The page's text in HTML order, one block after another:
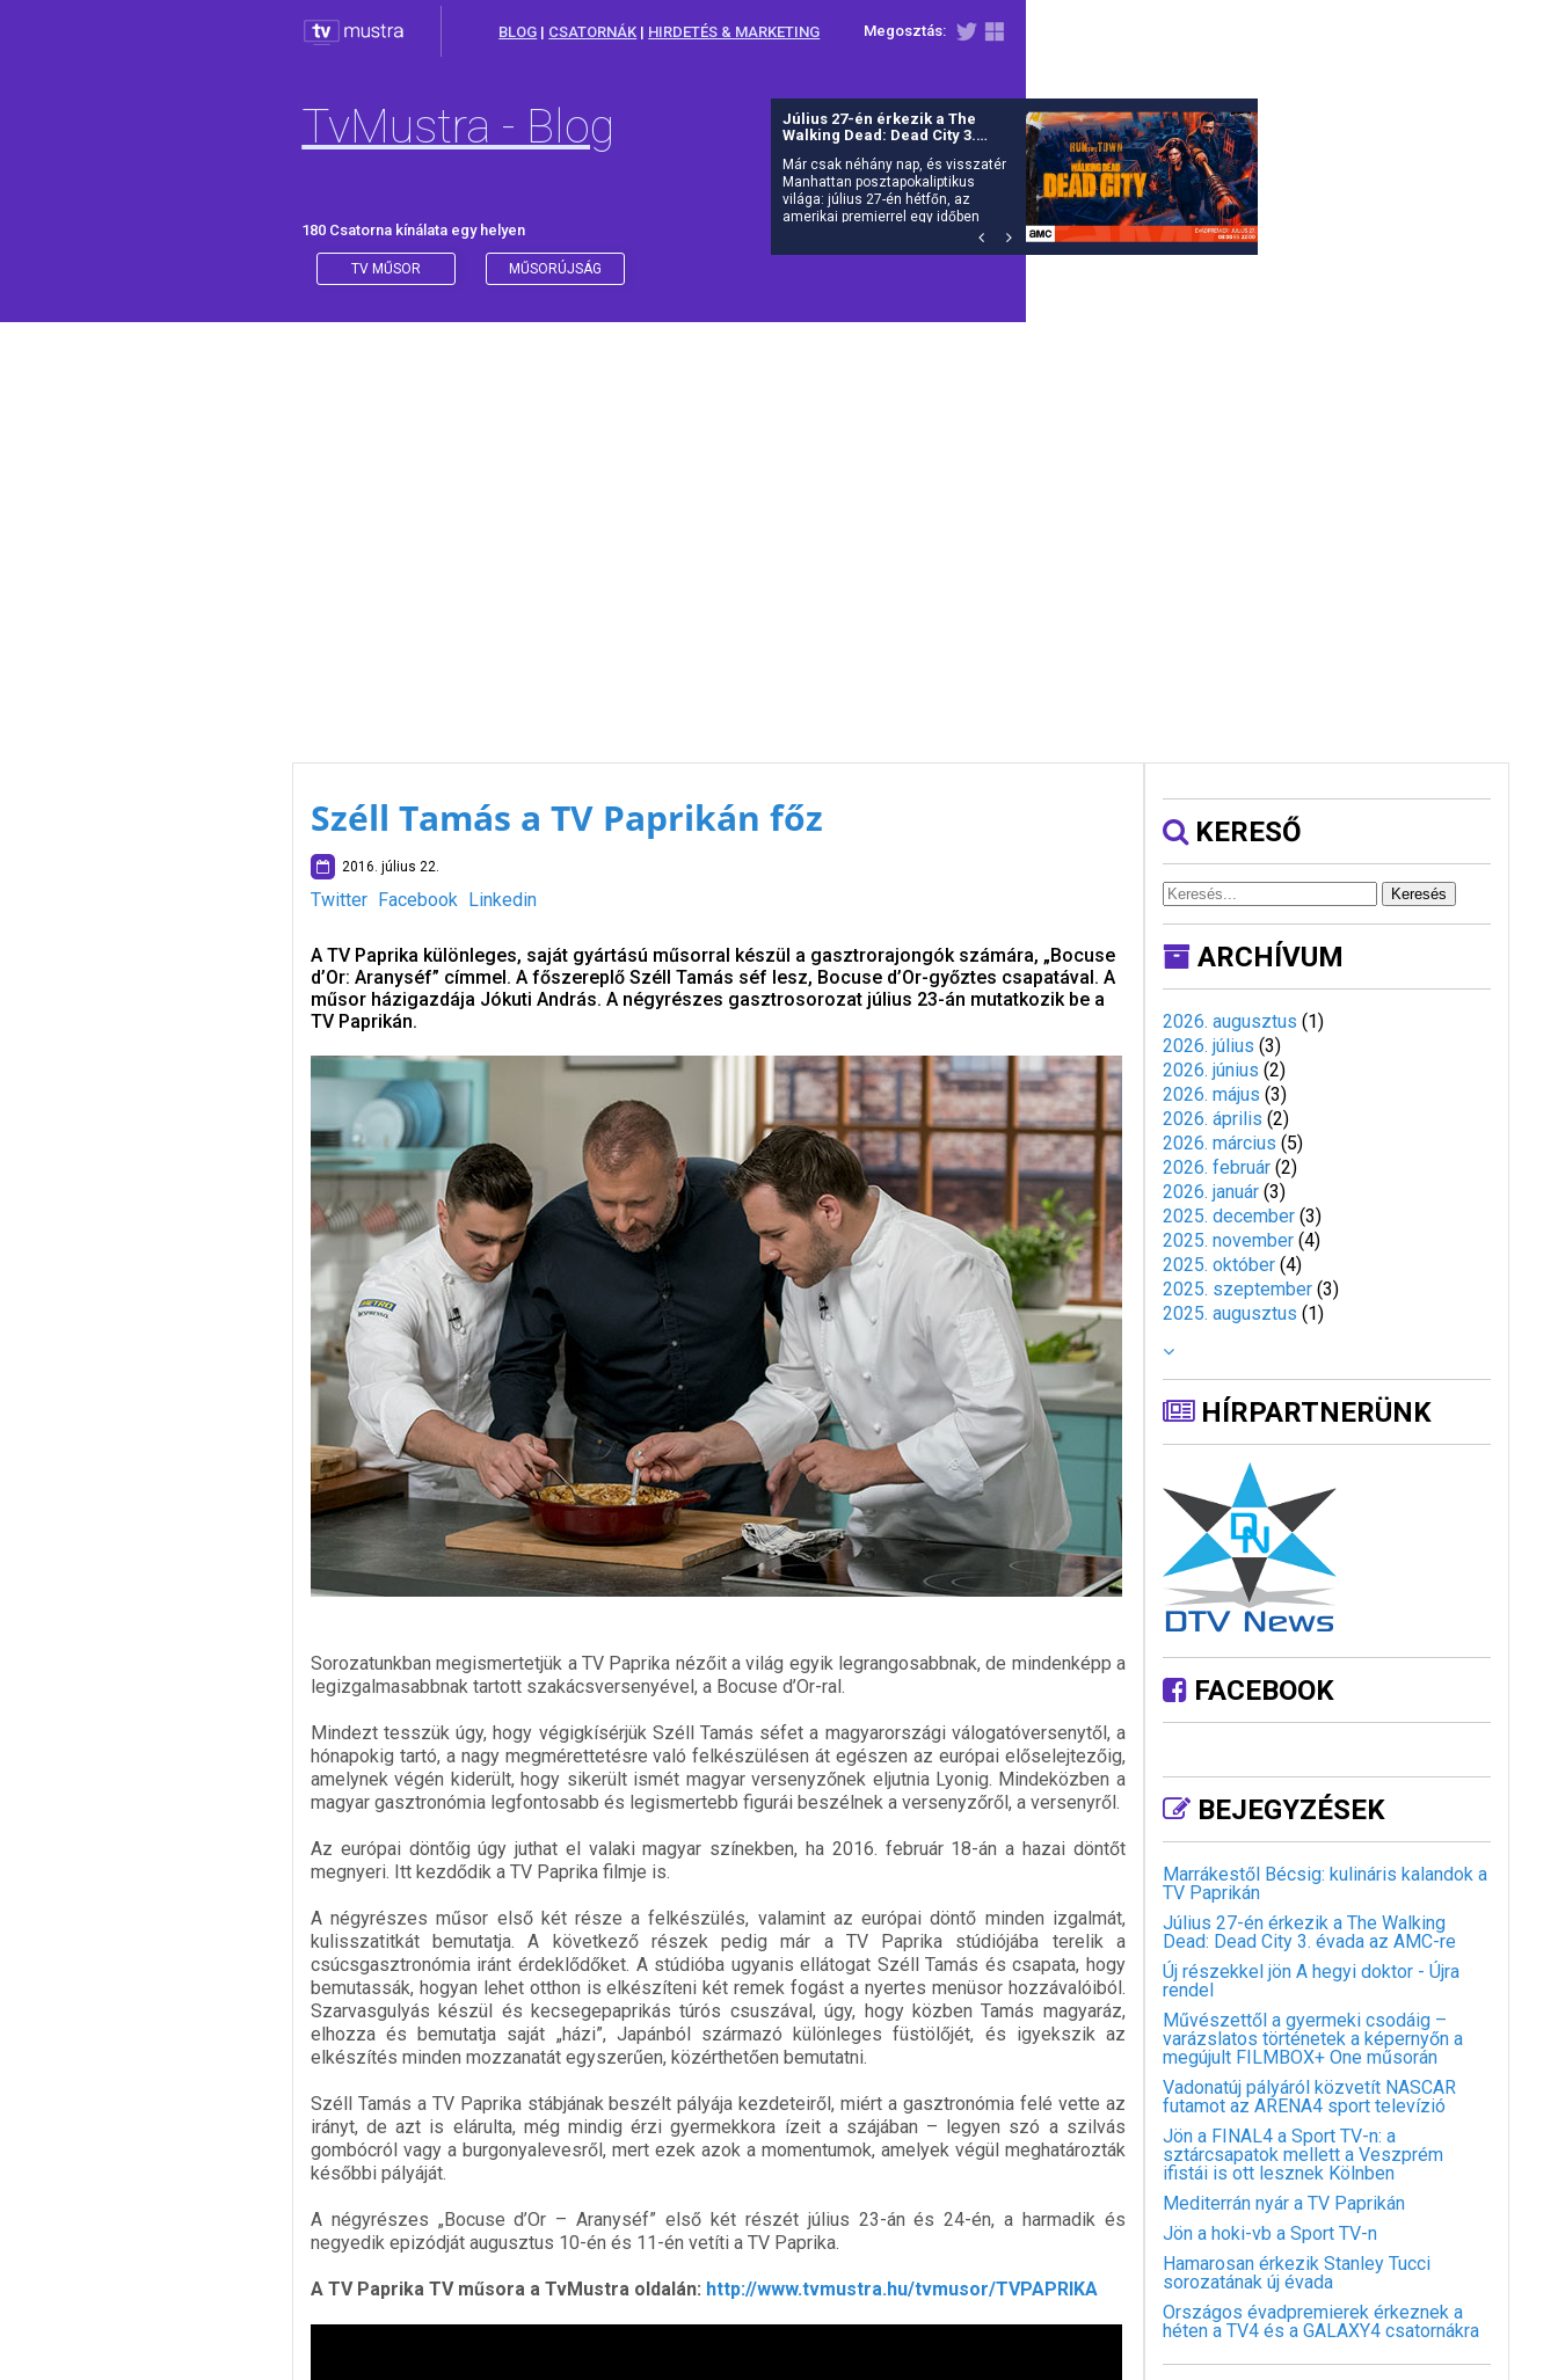
Megosztás:
BLOG | CSATORNÁK | HIRDETÉS & MARKETING
TvMustra - Blog
180 Csatorna kínálata egy helyen
TV MŰSOR MŰSORÚJSÁG
Július 27-én érkezik a The
Walking Dead: Dead City 3.
Már csak néhány nap, és visszatér
Manhattan posztapokaliptikus
világa: július 27-én hétfőn, az
amerikai premierrel egy időben
debütál itthon is az AMC-n a The
Széll Tamás a TV Paprikán főz
2016. július 22.
Twitter Facebook Linkedin
A TV Paprika különleges, saját gyártású műsorral készül a gasztrorajongók számára, „Bocuse
d’Or: Aranyséf” címmel. A főszereplő Széll Tamás séf lesz, Bocuse d’Or-győztes csapatával. A
műsor házigazdája Jókuti András. A négyrészes gasztrosorozat július 23-án mutatkozik be a
TV Paprikán.
Sorozatunkban megismertetjük a TV Paprika nézőit a világ egyik legrangosabbnak, de mindenképp a
legizgalmasabbnak tartott szakácsversenyével, a Bocuse d’Or-ral.
Mindezt tesszük úgy, hogy végigkísérjük Széll Tamás séfet a magyarországi válogatóversenytől, a
hónapokig tartó, a nagy megmérettetésre való felkészülésen át egészen az európai előselejtezőig,
amelynek végén kiderült, hogy sikerült ismét magyar versenyzőnek eljutnia Lyonig. Mindeközben a
magyar gasztronómia legfontosabb és legismertebb figurái beszélnek a versenyzőről, a versenyről.
Az európai döntőig úgy juthat el valaki magyar színekben, ha 2016. február 18-án a hazai döntőt
megnyeri. Itt kezdődik a TV Paprika filmje is.
A négyrészes műsor első két része a felkészülés, valamint az európai döntő minden izgalmát,
kulisszatitkát bemutatja. A következő részek pedig már a TV Paprika stúdiójába terelik a
csúcsgasztronómia iránt érdeklődőket. A stúdióba ugyanis ellátogat Széll Tamás és csapata, hogy
bemutassák, hogyan lehet otthon is elkészíteni két remek fogást a nyertes menüsor hozzávalóiból.
Szarvasgulyás készül és kecsegepaprikás túrós csuszával, úgy, hogy közben Tamás magyaráz,
elhozza és bemutatja saját „házi”, Japánból származó különleges füstölőjét, és igyekszik az
elkészítés minden mozzanatát egyszerűen, közérthetően bemutatni.
Széll Tamás a TV Paprika stábjának beszélt pályája kezdeteiről, miért a gasztronómia felé vette az
irányt, de azt is elárulta, még mindig érzi gyermekkora ízeit a szájában – legyen szó a szilvás
gombócról vagy a burgonyalevesről, mert ezek azok a momentumok, amelyek végül meghatározták
későbbi pályáját.
A négyrészes „Bocuse d’Or – Aranyséf” első két részét július 23-án és 24-én, a harmadik és
negyedik epizódját augusztus 10-én és 11-én vetíti a TV Paprika.
A TV Paprika TV műsora a TvMustra oldalán: http://www.tvmustra.hu/tvmusor/TVPAPRIKA
KERESŐ
Keresés
ARCHÍVUM
2026. augusztus (1)
2026. július (3)
2026. június (2)
2026. május (3)
2026. április (2)
2026. március (5)
2026. február (2)
2026. január (3)
2025. december (3)
2025. november (4)
2025. október (4)
2025. szeptember (3)
2025. augusztus (1)
HÍRPARTNERÜNK
FACEBOOK
BEJEGYZÉSEK
Marrákestől Bécsig: kulináris kalandok a
TV Paprikán
Július 27-én érkezik a The Walking
Dead: Dead City 3. évada az AMC-re
Új részekkel jön A hegyi doktor - Újra
rendel
Művészettől a gyermeki csodáig –
varázslatos történetek a képernyőn a
megújult FILMBOX+ One műsorán
Vadonatúj pályáról közvetít NASCAR
futamot az ARENA4 sport televízió
Jön a FINAL4 a Sport TV-n: a
sztárcsapatok mellett a Veszprém
ifistái is ott lesznek Kölnben
Mediterrán nyár a TV Paprikán
Jön a hoki-vb a Sport TV-n
Hamarosan érkezik Stanley Tucci
sorozatának új évada
Országos évadpremierek érkeznek a
héten a TV4 és a GALAXY4 csatornákra